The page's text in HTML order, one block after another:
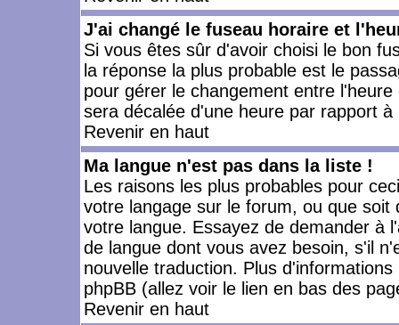
J'ai changé le fuseau horaire et
Si vous êtes sûr d'avoir choisi le bon
la réponse la plus probable est le
pour gérer le changement entre
sera décalée d'une heure par rapport à
Revenir en haut
Ma langue n'est pas dans la liste !
Les raisons les plus probables pour
votre langage sur le forum, ou que
votre langue. Essayez de demander à
de langue dont vous avez besoin, s'il
nouvelle traduction. Plus
phpBB (allez voir le lien en bas des
Revenir en haut